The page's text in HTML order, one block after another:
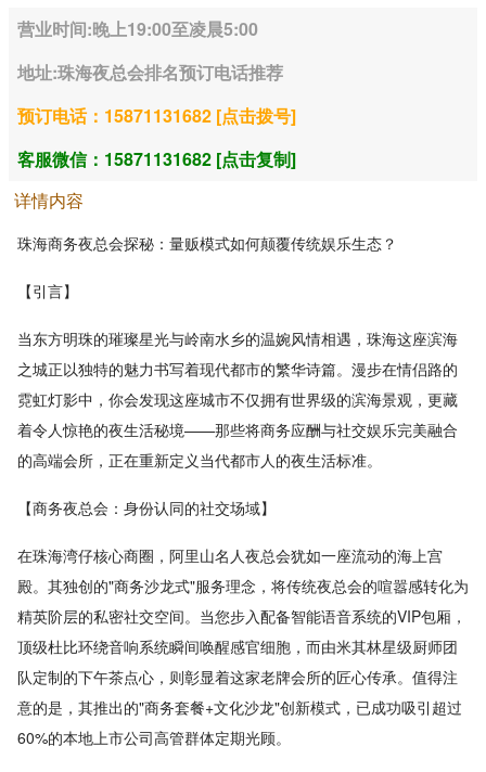
营业时间:晚上19:00至凌晨5:00
地址:珠海夜总会排名预订电话推荐
预订电话：15871131682 [点击拨号]
客服微信：15871131682 [点击复制]
详情内容
珠海商务夜总会探秘：量贩模式如何颠覆传统娱乐生态？
【引言】
当东方明珠的璀璨星光与岭南水乡的温婉风情相遇，珠海这座滨海
之城正以独特的魅力书写着现代都市的繁华诗篇。漫步在情侣路的
霓虹灯影中，你会发现这座城市不仅拥有世界级的滨海景观，更藏
着令人惊艳的夜生活秘境——那些将商务应酬与社交娱乐完美融合
的高端会所，正在重新定义当代都市人的夜生活标准。
【商务夜总会：身份认同的社交场域】
在珠海湾仔核心商圈，阿里山名人夜总会犹如一座流动的海上宫
殿。其独创的"商务沙龙式"服务理念，将传统夜总会的喧嚣感转化为
精英阶层的私密社交空间。当您步入配备智能语音系统的VIP包厢，
顶级杜比环绕音响系统瞬间唤醒感官细胞，而由米其林星级厨师团
队定制的下午茶点心，则彰显着这家老牌会所的匠心传承。值得注
意的是，其推出的"商务套餐+文化沙龙"创新模式，已成功吸引超过
60%的本地上市公司高管群体定期光顾。